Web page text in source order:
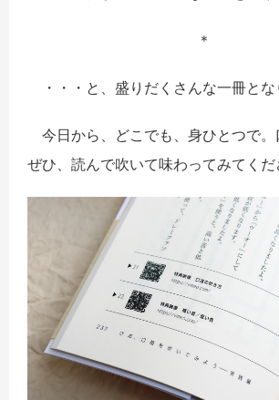
＊
・・・と、盛りだくさんな一冊とな
今日から、どこでも、身ひとつで。
ぜひ、読んで吹いて味わってみてくだ